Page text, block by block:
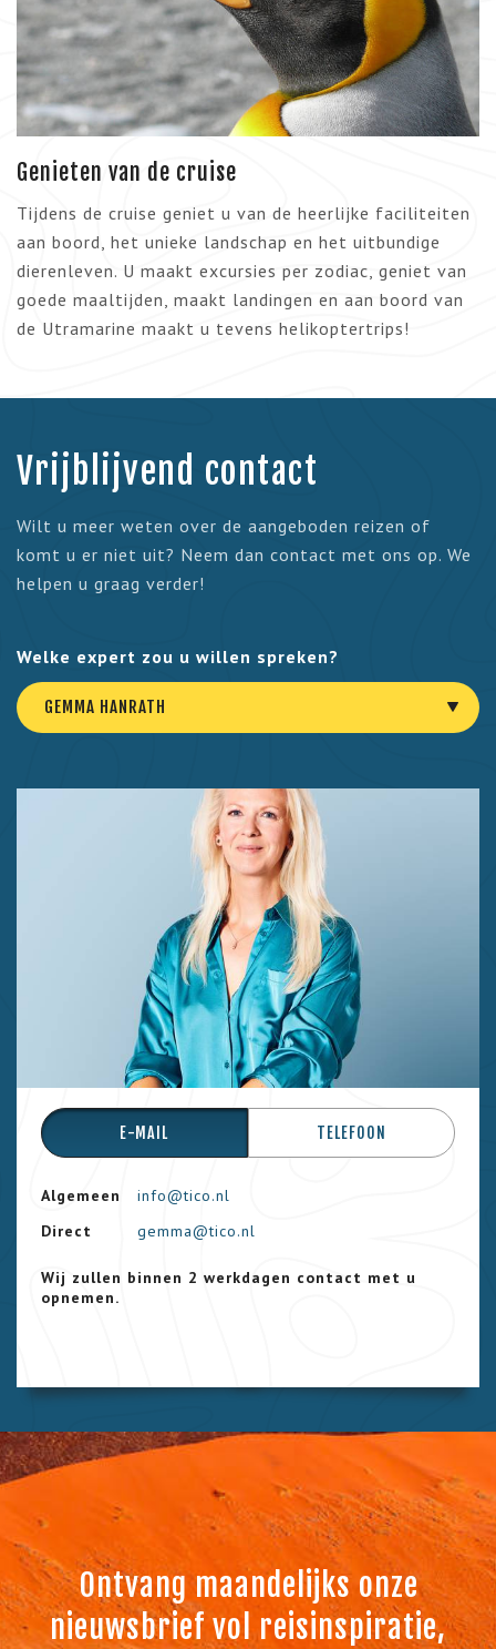
Genieten van de cruise
Tijdens de cruise geniet u van de heerlijke faciliteiten
aan boord, het unieke landschap en het uitbundige
dierenleven. U maakt excursies per zodiac, geniet van
goede maaltijden, maakt landingen en aan boord van
de Utramarine maakt u tevens helikoptertrips!
Vrijblijvend contact
Wilt u meer weten over de aangeboden reizen of
komt u er niet uit? Neem dan contact met ons op. We
helpen u graag verder!
Welke expert zou u willen spreken?
GEMMA HANRATH
E-MAIL TELEFOON
Algemeen
info@tico.nl
Direct
gemma@tico.nl
Wij zullen binnen 2 werkdagen contact met u
opnemen.
Ontvang maandelijks onze
nieuwsbrief vol reisinspiratie,